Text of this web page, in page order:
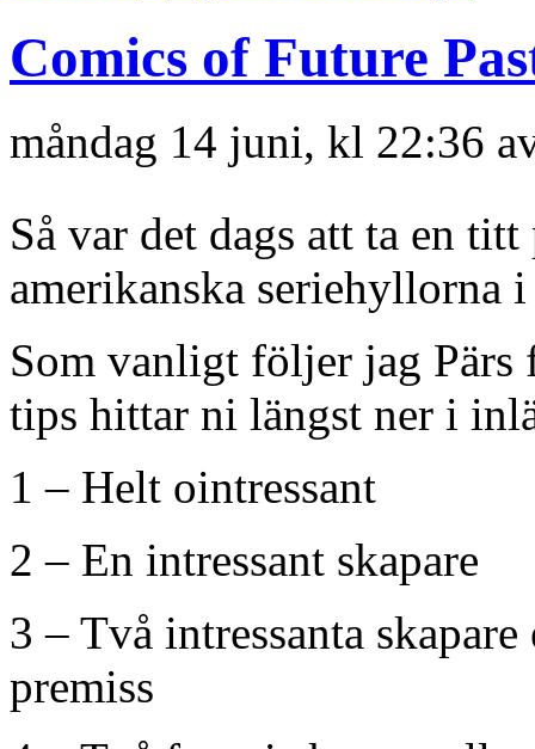
Comics of Future
måndag 14 juni, kl 22:36
Så var det dags att ta en
amerikanska seriehyllorna
Som vanligt följer jag Pärs
tips hittar ni längst ner i
1 – Helt ointressant
2 – En intressant skapare
3 – Två intressanta
premiss